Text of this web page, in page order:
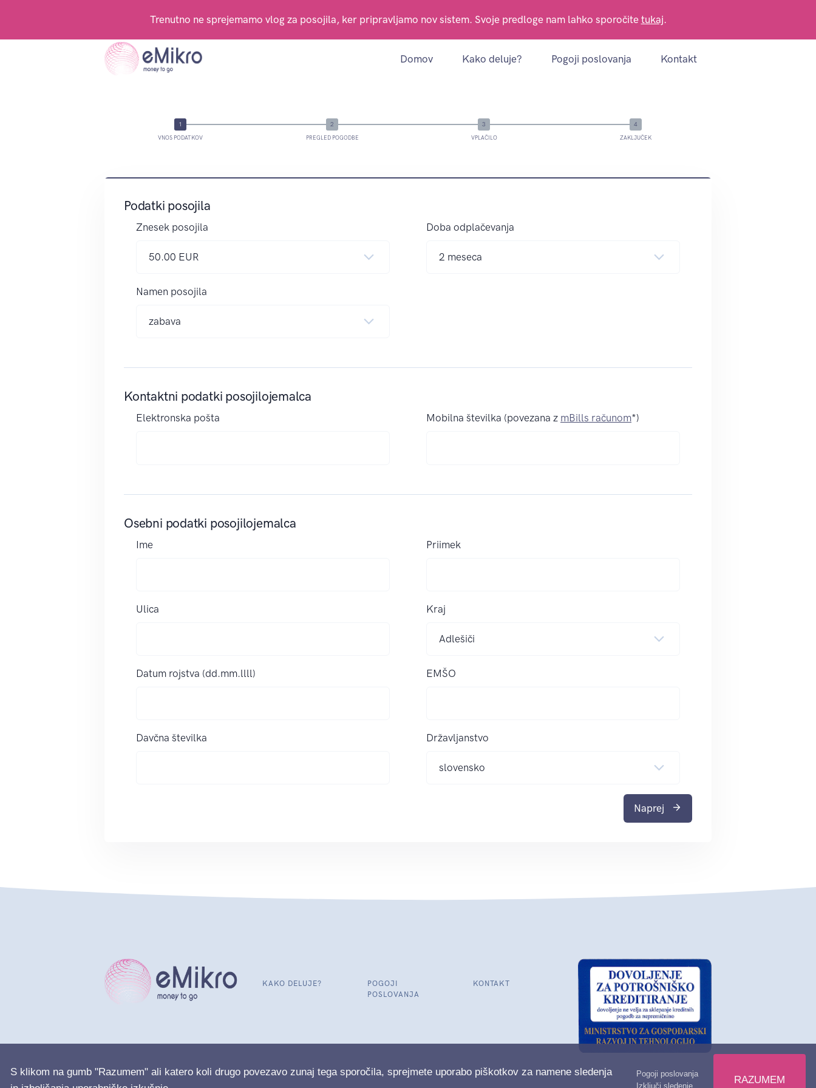
Trenutno ne sprejemamo vlog za posojila, ker pripravljamo nov sistem. Svoje predloge nam lahko sporočite tukaj.
Domov Kako deluje? Pogoji poslovanja Kontakt
VNOS PODATKOV PREGLED POGODBE VPLAČILO ZAKLJUČEK
Podatki posojila
Znesek posojila Doba odplačevanja
Namen posojila
Kontaktni podatki posojilojemalca
Elektronska pošta Mobilna številka (povezana z mBills računom*)
Osebni podatki posojilojemalca
Ime Priimek
Ulica Kraj
Datum rojstva (dd.mm.llll) EMŠO
Davčna številka Državljanstvo
Naprej
KAKO DELUJE?
POGOJI
POSLOVANJA
KONTAKT
S klikom na gumb "Razumem" ali katero koli drugo povezavo zunaj tega sporočila, sprejmete uporabo piškotkov za namene sledenja
Pogoji poslovanja
Izključi sledenje
RAZUMEM